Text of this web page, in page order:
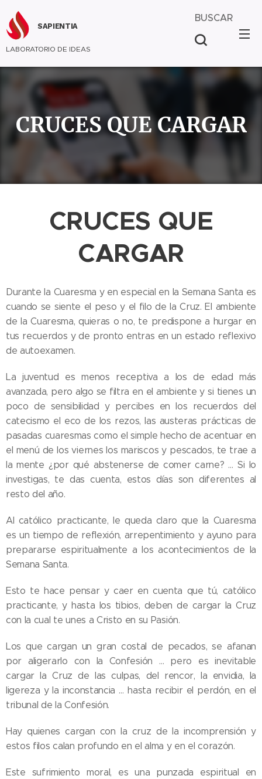
SAPIENTIA
LABORATORIO DE IDEAS
BUSCAR
CRUCES QUE CARGAR
CRUCES QUE
CARGAR
Durante la Cuaresma y en especial en la Semana Santa es
cuando se siente el peso y el filo de la Cruz. El ambiente
de la Cuaresma, quieras o no, te predispone a hurgar en
tus recuerdos y de pronto entras en un estado reflexivo
de autoexamen.
La juventud es menos receptiva a los de edad más
avanzada, pero algo se filtra en el ambiente y si tienes un
poco de sensibilidad y percibes en los recuerdos del
catecismo el eco de los rezos, las austeras prácticas de
pasadas cuaresmas como el simple hecho de acentuar en
el menú de los viernes los mariscos y pescados, te trae a
la mente ¿por qué abstenerse de comer carne? … Si lo
investigas, te das cuenta, estos días son diferentes al
resto del año.
Al católico practicante, le queda claro que la Cuaresma
es un tiempo de reflexión, arrepentimiento y ayuno para
prepararse espiritualmente a los acontecimientos de la
Semana Santa.
Esto te hace pensar y caer en cuenta que tú, católico
practicante, y hasta los tibios, deben de cargar la Cruz
con la cual te unes a Cristo en su Pasión.
Los que cargan un gran costal de pecados, se afanan
por aligerarlo con la Confesión … pero es inevitable
cargar la Cruz de las culpas, del rencor, la envidia, la
ligereza y la inconstancia … hasta recibir el perdón, en el
tribunal de la Confesión.
Hay quienes cargan con la cruz de la incomprensión y
estos filos calan profundo en el alma y en el corazón.
Este sufrimiento moral, es una punzada espiritual en